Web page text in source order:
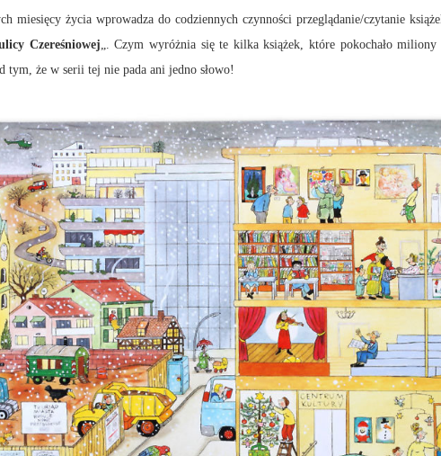
miesięcy życia wprowadza do codziennych czynności przeglądanie/czytanie
Czereśniowej„. Czym wyróżnia się te kilka książek, które pokochało
tym, że w serii tej nie pada ani jedno słowo!